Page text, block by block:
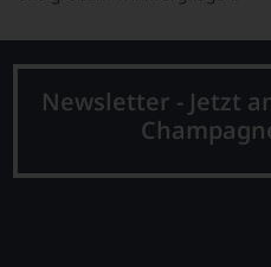
Newsletter - Jetzt